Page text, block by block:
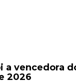
a vencedora
2026